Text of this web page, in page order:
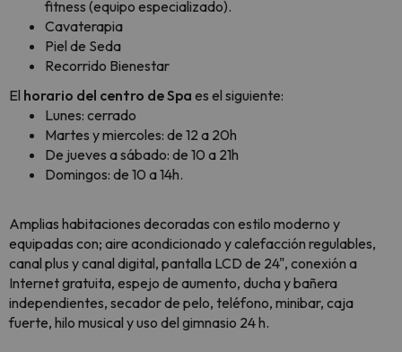
fitness (equipo especializado).
Cavaterapia
Piel de Seda
Recorrido Bienestar
El horario del centro de Spa es el siguiente:
Lunes: cerrado
Martes y miercoles: de 12 a 20h
De jueves a sábado: de 10 a 21h
Domingos: de 10 a 14h.
Amplias habitaciones decoradas con estilo moderno y
equipadas con; aire acondicionado y calefacción regulables,
canal plus y canal digital, pantalla LCD de 24", conexión a
Internet gratuita, espejo de aumento, ducha y bañera
independientes, secador de pelo, teléfono, minibar, caja
fuerte, hilo musical y uso del gimnasio 24 h.